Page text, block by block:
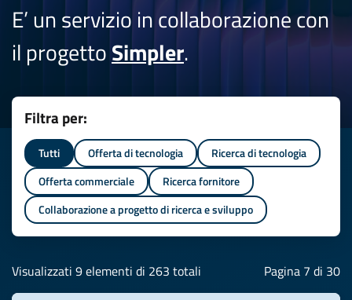
E’ un servizio in collaborazione con
il progettoSimpler.
Filtra per:
Tutti Offerta di tecnologia
Ricerca di tecnologia
Offerta commerciale
Ricerca fornitore
Collaborazione a progetto di ricerca e sviluppo
Visualizzati 9 elementi di 263 totali Pagina 7 di 30